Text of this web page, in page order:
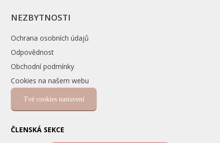
NEZBYTNOSTI
Ochrana osobních údajů
Odpovědnost
Obchodní podmínky
Cookies na našem webu
Tvé cookies nastavení
ČLENSKÁ SEKCE